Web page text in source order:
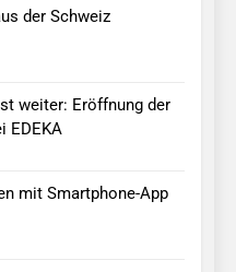
der Schweiz
weiter: Eröffnung der
EDEKA
mit Smartphone-App